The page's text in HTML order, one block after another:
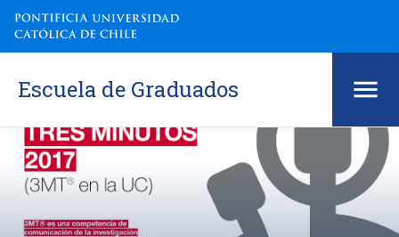
Escuela de Graduados